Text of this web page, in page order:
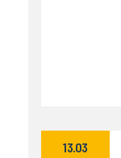
13.03